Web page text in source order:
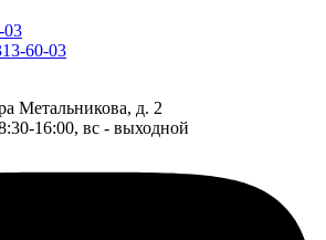
03
60-03
Метальникова, д. 2
16:00, вс - выходной